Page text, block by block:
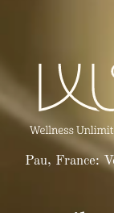
Pau, France: